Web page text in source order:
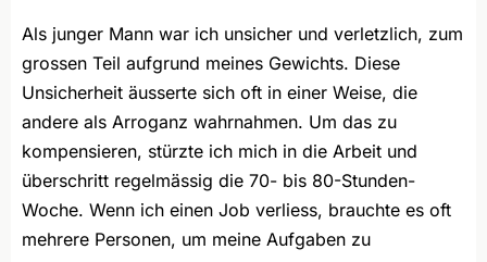
Als junger Mann war ich unsicher und verletzlich, zum
grossen Teil aufgrund meines Gewichts. Diese
Unsicherheit äusserte sich oft in einer Weise, die
andere als Arroganz wahrnahmen. Um das zu
kompensieren, stürzte ich mich in die Arbeit und
überschritt regelmässig die 70- bis 80-Stunden-
Woche. Wenn ich einen Job verliess, brauchte es oft
mehrere Personen, um meine Aufgaben zu